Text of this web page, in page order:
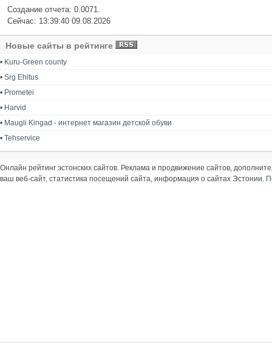
Создание отчета: 0.0071.
Сейчас: 13:39:40 09.08.2026
Новые сайты в рейтинге
• Kuru-Green county
• Srg Ehitus
• Prometei
• Harvid
• Maugli Kingad - интернет магазин детской обуви
• Tehservice
Онлайн рейтинг эстонских сайтов. Реклама и продвижение сайтов,
ваш веб-сайт, статистика посещений сайта, информация о сайтах Эстонии.